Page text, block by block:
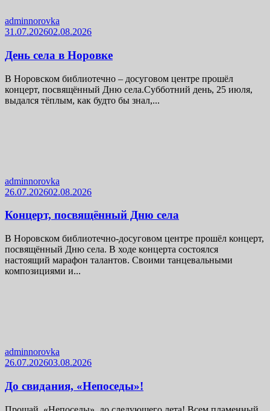
adminnorovka
31.07.202602.08.2026
День села в Норовке
В Норовском библиотечно – досуговом центре прошёл
концерт, посвящённый Дню села.Субботний день, 25 июля,
выдался тёплым, как будто бы знал,...
adminnorovka
26.07.202602.08.2026
Концерт, посвящённый Дню села
В Норовском библиотечно-досуговом центре прошёл концерт,
посвящённый Дню села. В ходе концерта состоялся
настоящий марафон талантов. Своими танцевальными
композициями и...
adminnorovka
26.07.202603.08.2026
До свидания, «Непоседы»!